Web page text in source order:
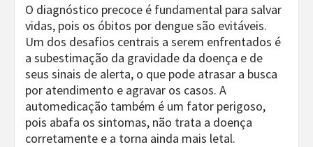
O diagnóstico precoce é fundamental para salvar
vidas, pois os óbitos por dengue são evitáveis.
Um dos desafios centrais a serem enfrentados é
a subestimação da gravidade da doença e de
seus sinais de alerta, o que pode atrasar a busca
por atendimento e agravar os casos. A
automedicação também é um fator perigoso,
pois abafa os sintomas, não trata a doença
corretamente e a torna ainda mais letal.